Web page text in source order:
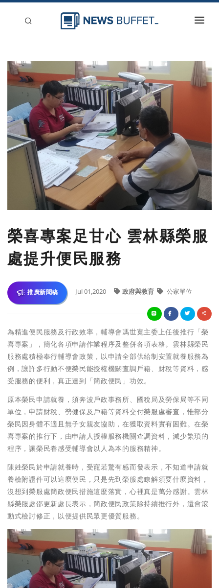
新聞稿分類
登入
刊登
榮喜專案足甘心 雲林縣榮服
處提升便民服務
推廣新聞稿 Jul 01,2020 政府與教育 公家單位
為精進便民服務及行政效率，輔導會馮世寬主委上任後推行「榮
喜專案」，簡化各項申請作業程序及整併各項表格。雲林縣榮民
服務處積極奉行輔導會政策，以申請全部供給制安置就養服務為
例，讓許多行動不便榮民能授權機關查調戶籍、財稅等資料，感
受服務的便利，真正達到「簡政便民」功效。
原本榮民申請就養，須奔波戶政事務所、國稅局及勞保局等不同
單位，申請財稅、勞健保及戶籍等資料交付榮服處審查，惟部分
榮民因身體不適且無子女親友協助，在獲取資料實有困難。在榮
喜專案的推行下，由申請人授權服務機關查調資料，減少繁瑣的
程序，讓榮民眷感受輔導會以人為本的服務精神。
陳姓榮民於申請就養時，受寵若驚有感而發表示，不知道申請就
養檢附證件可以這麼便民，只是先到榮服處瞭解須要什麼資料，
沒想到榮服處簡政便民措施這麼落實，心裡真是萬分感謝。雲林
縣榮服處邵更新處長表示，簡政便民政策除持續推行外，還會滾
動式檢討修正，以便提供民眾更優質服務。